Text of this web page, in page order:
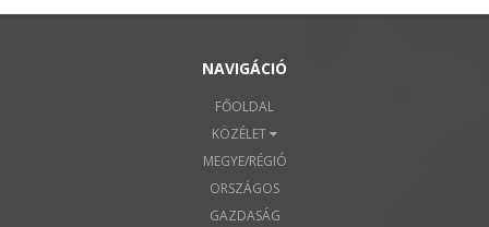
NAVIGÁCIÓ
FŐOLDAL
KÖZÉLET
MEGYE/RÉGIÓ
ORSZÁGOS
GAZDASÁG